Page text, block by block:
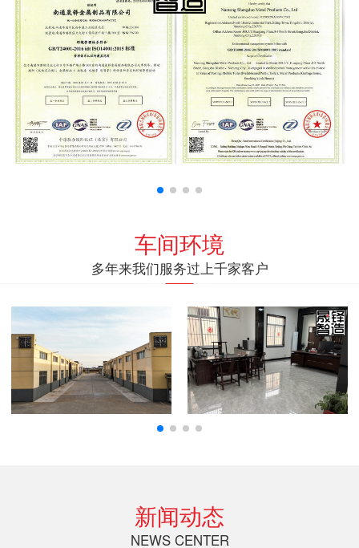
车间环境
多年来我们服务过上千家客户
新闻动态
NEWS CENTER